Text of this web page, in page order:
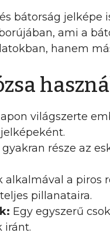
bátorság
ami a
hanem
világszerte
gyakran része az
alkalmával a piros
pillanataira.
Egy egyszerű
iránt.